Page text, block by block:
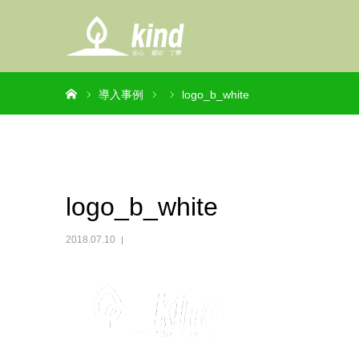
導入事例 logo_b_white
logo_b_white
2018.07.10